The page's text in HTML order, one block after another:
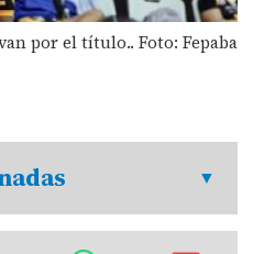
por el título.. Foto: Fepaba